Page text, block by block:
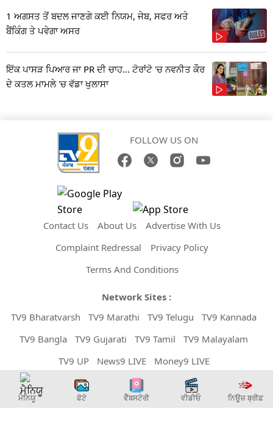
1 ਅਗਸਤ ਤੋਂ ਬਦਲ ਜਾਣਗੇ ਕਈ ਨਿਯਮ, ਜੇਬ, ਸਫਰ ਅਤੇ
ਬੈਂਕਿੰਗ ਤੇ ਪਵੇਗਾ ਅਸਰ
ਇੱਕ ਪਾਸੜ ਪਿਆਰ ਜਾ PR ਦੀ ਚਾਹ... ਟੋਰਾਂਟੋ 'ਚ ਨਵਨੀਤ ਕੌਰ
ਦੇ ਕਤਲ ਮਾਮਲੇ 'ਚ ਵੱਡਾ ਖੁਲਾਸਾ
FOLLOW US ON
Contact Us About Us
Advertise With Us
Complaint Redressal
Privacy Policy
Terms And Conditions
Network Sites :
TV9 Bharatvarsh
TV9 Marathi TV9 Telugu
TV9 Kannada
TV9 Bangla
TV9 Gujarati TV9 Tamil
TV9 Malayalam
TV9 UP
News9 LIVE Money9 LIVE
Copyright © 2026 TV9 Punjabi. All Rights Reserved.
ਮੈਨਿਯੂ
ਫੋਟੋ ਵੈੱਬਸਟੋਰੀ ਵੀਡੀਓ ਨਿਊਜ਼ ਬ੍ਰੀਫ਼